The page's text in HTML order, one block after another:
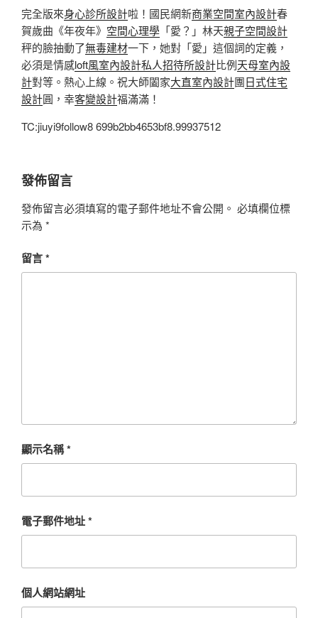
完全版來身心診所設計啦！國民網新商業空間室內設計春
賀歲曲《年夜年》 空間心理學 「愛？」林天親子空間設計
秤的臉抽動了無毒建材一下，她對「愛」這個詞的定義，
必須是情感loft風室內設計私人招待所設計比例天母室內設
計對等。熱心上線。祝大師闔家大直室內設計團日式住宅
設計圓，幸客變設計福滿滿！
TC:jiuyi9follow8 699b2bb4653bf8.99937512
發佈留言
發佈留言必須填寫的電子郵件地址不會公開。 必填欄位標
示為 *
留言*
顯示名稱*
電子郵件地址*
個人網站網址